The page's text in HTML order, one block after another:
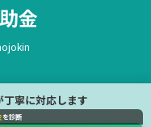
金
寧に対応します
を診断